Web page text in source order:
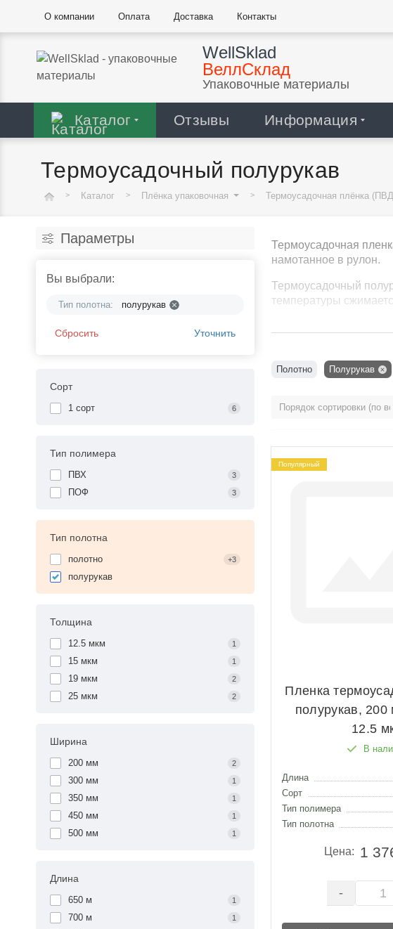
О компании Оплата Доставка Контакты
WellSklad
ВеллСклад
Упаковочные материалы
Каталог Отзывы Информация
Термоусадочный полурукав
Каталог Плёнка упаковочная Термоусадочная плёнка
Параметры
Вы выбрали:
Тип полотна: полурукав
Сбросить Уточнить
Сорт
1 сорт 6
Тип полимера
ПВХ 3
ПОФ 3
Тип полотна
полотно +3
полурукав
Толщина
12.5 мкм 1
15 мкм 1
19 мкм 2
25 мкм 2
Ширина
200 мм 2
300 мм 1
350 мм 1
450 мм 1
500 мм 1
Длина
650 м 1
700 м 1
Термоусадочная
намотанное в рулон.
Термоусадочный
температуры
Полотно Полурукав
Популярный
Пленка
полурукав,
12.5
В
Длина
Сорт
Тип полимера
Тип полотна
Цена: 1
-